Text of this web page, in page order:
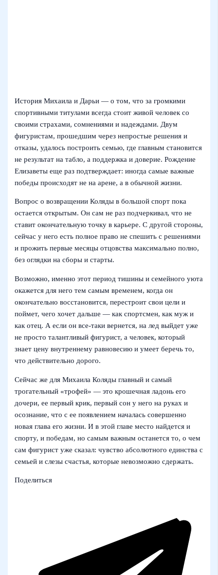
История Михаила и Дарьи — о том, что за громкими
спортивными титулами всегда стоит живой человек со
своими страхами, сомнениями и надеждами. Двум
фигуристам, прошедшим через непростые решения и
отказы, удалось построить семью, где главным становится
не результат на табло, а поддержка и доверие. Рождение
Елизаветы еще раз подтверждает: иногда самые важные
победы происходят не на арене, а в обычной жизни.
Вопрос о возвращении Коляды в большой спорт пока
остается открытым. Он сам не раз подчеркивал, что не
ставит окончательную точку в карьере. С другой стороны,
сейчас у него есть полное право не спешить с решениями
и прожить первые месяцы отцовства максимально полно,
без оглядки на сборы и старты.
Возможно, именно этот период тишины и семейного уюта
окажется для него тем самым временем, когда он
окончательно восстановится, перестроит свои цели и
поймет, чего хочет дальше — как спортсмен, как муж и
как отец. А если он все‑таки вернется, на лед выйдет уже
не просто талантливый фигурист, а человек, который
знает цену внутреннему равновесию и умеет беречь то,
что действительно дорого.
Сейчас же для Михаила Коляды главный и самый
трогательный «трофей» — это крошечная ладонь его
дочери, ее первый крик, первый сон у него на руках и
осознание, что с ее появлением началась совершенно
новая глава его жизни. И в этой главе место найдется и
спорту, и победам, но самым важным останется то, о чем
сам фигурист уже сказал: чувство абсолютного единства с
семьей и слезы счастья, которые невозможно сдержать.
Поделиться